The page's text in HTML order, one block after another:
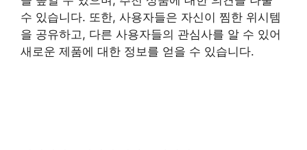
수 있습니다. 또한, 사용자들은 자신이 찜한 위시템
을 공유하고, 다른 사용자들의 관심사를 알 수 있어
새로운 제품에 대한 정보를 얻을 수 있습니다.